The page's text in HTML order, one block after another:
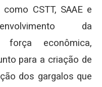
CSTT, SAAE e
da
força econômica,
para a criação de
dos gargalos que